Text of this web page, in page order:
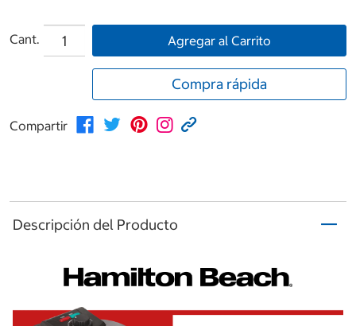
Cant. Agregar al Carrito
Compra rápida
Compartir
Descripción del Producto